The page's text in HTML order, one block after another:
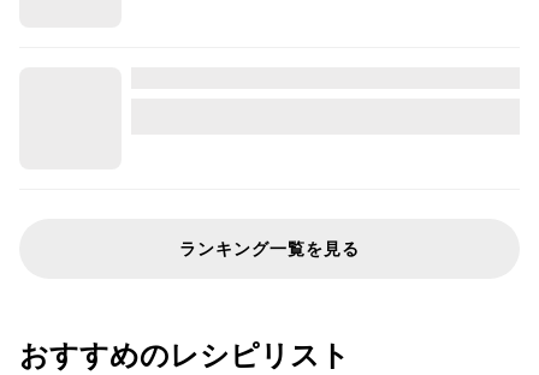
ランキング一覧を見る
おすすめのレシピリスト